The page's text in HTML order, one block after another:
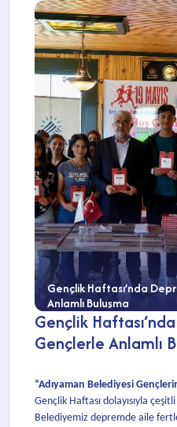
Gençlik Haftası’nda
Anlamlı Buluşma
Gençlik
Gençlerle Anlamlı
“Adıyaman Belediyesi
Gençlik Haftası dolayısıyla
Belediyemiz depremde aile